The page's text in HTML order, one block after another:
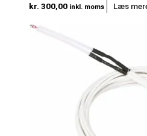
kr. 300,00 inkl. moms Læs